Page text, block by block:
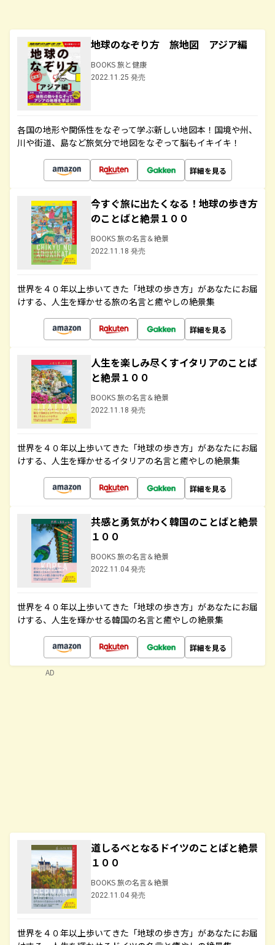
地球のなぞり方 旅地図 アジア編
BOOKS 旅と健康
2022.11.25 発売
各国の地形や関係性をなぞって学ぶ新しい地図本！国境や州、
川や街道、島など旅気分で地図をなぞって脳もイキイキ！
詳細を見る
今すぐ旅に出たくなる！地球の歩き方
のことばと絶景１００
BOOKS 旅の名言＆絶景
2022.11.18 発売
世界を４０年以上歩いてきた「地球の歩き方」があなたにお届
けする、人生を輝かせる旅の名言と癒やしの絶景集
詳細を見る
人生を楽しみ尽くすイタリアのことば
と絶景１００
BOOKS 旅の名言＆絶景
2022.11.18 発売
世界を４０年以上歩いてきた「地球の歩き方」があなたにお届
けする、人生を輝かせるイタリアの名言と癒やしの絶景集
詳細を見る
共感と勇気がわく韓国のことばと絶景
１００
BOOKS 旅の名言＆絶景
2022.11.04 発売
世界を４０年以上歩いてきた「地球の歩き方」があなたにお届
けする、人生を輝かせる韓国の名言と癒やしの絶景集
詳細を見る
道しるべとなるドイツのことばと絶景
１００
BOOKS 旅の名言＆絶景
2022.11.04 発売
世界を４０年以上歩いてきた「地球の歩き方」があなたにお届
AD